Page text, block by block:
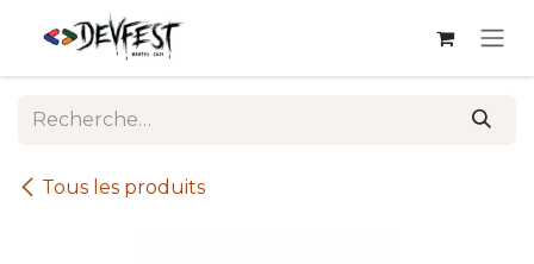
Se rendre au contenu
Tous les produits